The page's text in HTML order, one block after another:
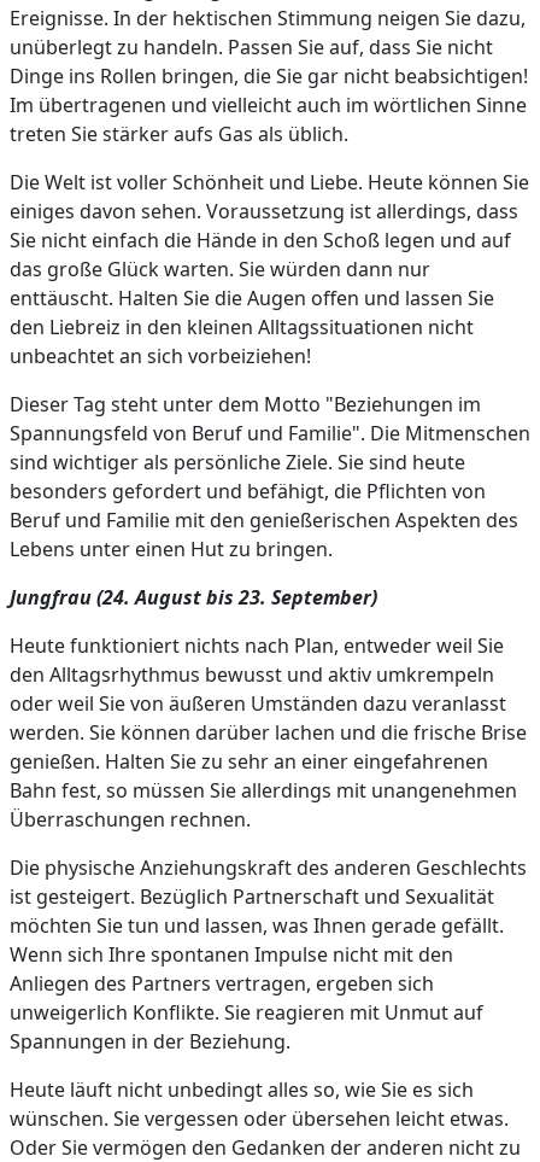
Ereignisse. In der hektischen Stimmung neigen Sie dazu,
unüberlegt zu handeln. Passen Sie auf, dass Sie nicht
Dinge ins Rollen bringen, die Sie gar nicht beabsichtigen!
Im übertragenen und vielleicht auch im wörtlichen Sinne
treten Sie stärker aufs Gas als üblich.
Die Welt ist voller Schönheit und Liebe. Heute können Sie
einiges davon sehen. Voraussetzung ist allerdings, dass
Sie nicht einfach die Hände in den Schoß legen und auf
das große Glück warten. Sie würden dann nur
enttäuscht. Halten Sie die Augen offen und lassen Sie
den Liebreiz in den kleinen Alltagssituationen nicht
unbeachtet an sich vorbeiziehen!
Dieser Tag steht unter dem Motto "Beziehungen im
Spannungsfeld von Beruf und Familie". Die Mitmenschen
sind wichtiger als persönliche Ziele. Sie sind heute
besonders gefordert und befähigt, die Pflichten von
Beruf und Familie mit den genießerischen Aspekten des
Lebens unter einen Hut zu bringen.
Jungfrau (24. August bis 23. September)
Heute funktioniert nichts nach Plan, entweder weil Sie
den Alltagsrhythmus bewusst und aktiv umkrempeln
oder weil Sie von äußeren Umständen dazu veranlasst
werden. Sie können darüber lachen und die frische Brise
genießen. Halten Sie zu sehr an einer eingefahrenen
Bahn fest, so müssen Sie allerdings mit unangenehmen
Überraschungen rechnen.
Die physische Anziehungskraft des anderen Geschlechts
ist gesteigert. Bezüglich Partnerschaft und Sexualität
möchten Sie tun und lassen, was Ihnen gerade gefällt.
Wenn sich Ihre spontanen Impulse nicht mit den
Anliegen des Partners vertragen, ergeben sich
unweigerlich Konflikte. Sie reagieren mit Unmut auf
Spannungen in der Beziehung.
Heute läuft nicht unbedingt alles so, wie Sie es sich
wünschen. Sie vergessen oder übersehen leicht etwas.
Oder Sie vermögen den Gedanken der anderen nicht zu